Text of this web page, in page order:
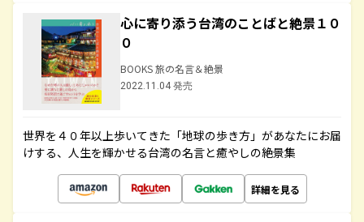
心に寄り添う台湾のことばと絶景１０
０
BOOKS 旅の名言＆絶景
2022.11.04 発売
世界を４０年以上歩いてきた「地球の歩き方」があなたにお届
けする、人生を輝かせる台湾の名言と癒やしの絶景集
詳細を見る